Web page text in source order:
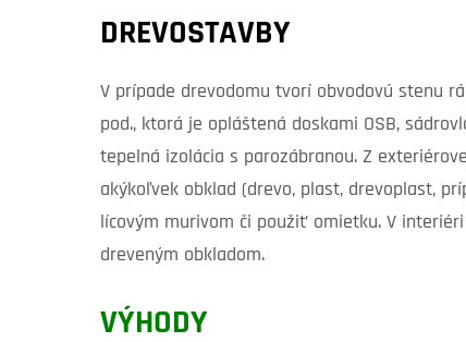
DREVOSTAVBY
V prípade drevodomu tvorí obvodovú stenu
pod., ktorá je opláštená doskami OSB,
tepelná izolácia s parozábranou. Z
akýkoľvek obklad (drevo, plast, drevoplast,
lícovým murivom či použiť omietku. V
dreveným obkladom.
VÝHODY